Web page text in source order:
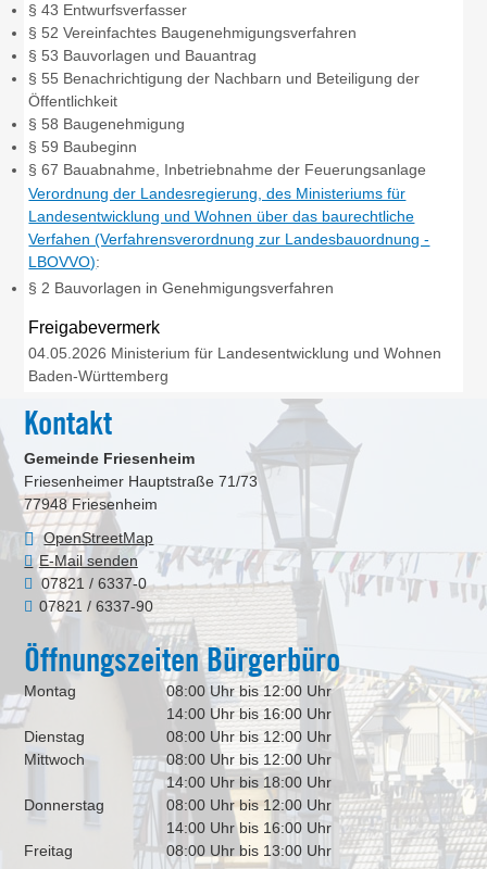
§ 43 Entwurfsverfasser
§ 52 Vereinfachtes Baugenehmigungsverfahren
§ 53 Bauvorlagen und Bauantrag
§ 55 Benachrichtigung der Nachbarn und Beteiligung der
Öffentlichkeit
§ 58 Baugenehmigung
§ 59 Baubeginn
§ 67 Bauabnahme, Inbetriebnahme der Feuerungsanlage
Verordnung der Landesregierung, des Ministeriums für
Landesentwicklung und Wohnen über das baurechtliche
Verfahen (Verfahrensverordnung zur Landesbauordnung -
LBOVVO):
§ 2 Bauvorlagen in Genehmigungsverfahren
Freigabevermerk
04.05.2026 Ministerium für Landesentwicklung und Wohnen
Baden-Württemberg
Kontakt
Gemeinde Friesenheim
Friesenheimer Hauptstraße 71/73
77948 Friesenheim
OpenStreetMap
E-Mail senden
07821 / 6337-0
07821 / 6337-90
Öffnungszeiten Bürgerbüro
Montag
08:00 Uhr bis 12:00 Uhr
14:00 Uhr bis 16:00 Uhr
Dienstag
08:00 Uhr bis 12:00 Uhr
Mittwoch
08:00 Uhr bis 12:00 Uhr
14:00 Uhr bis 18:00 Uhr
Donnerstag
08:00 Uhr bis 12:00 Uhr
14:00 Uhr bis 16:00 Uhr
Freitag
08:00 Uhr bis 13:00 Uhr